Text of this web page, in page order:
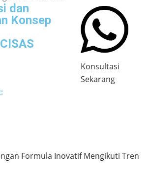
dan
Konsep
Konsultasi
Sekarang
Formula Inovatif Mengikuti Tren